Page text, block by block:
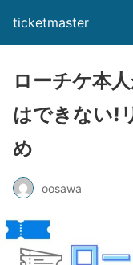
ticketmaster
ローチケ本
はできない!
め
oosawa